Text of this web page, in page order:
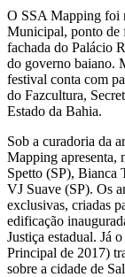
O SSA Mapping foi
Municipal, ponto de
fachada do Palácio
do governo baiano.
festival conta com
do Fazcultura,
Estado da Bahia.
Sob a curadoria da
Mapping apresenta,
Spetto (SP), Bianca
VJ Suave (SP). Os
exclusivas, criadas
edificação
Justiça estadual. Já
Principal de 2017)
sobre a cidade de